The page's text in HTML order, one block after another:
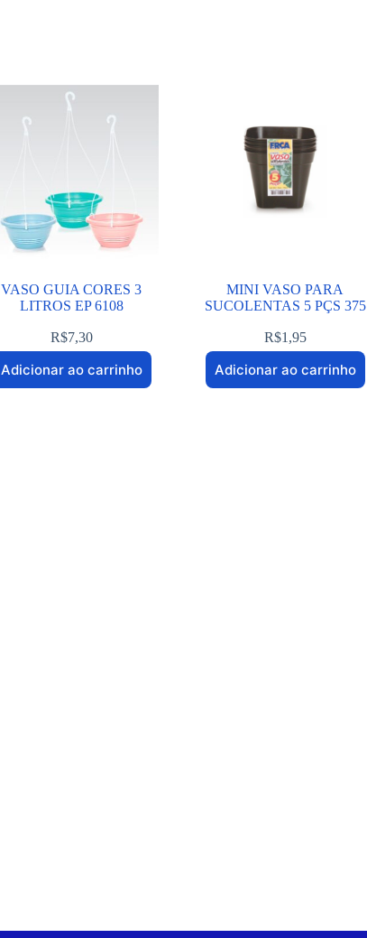
VASO GUIA CORES 3
LITROS EP 6108
R$7,30
Adicionar ao carrinho
MINI VASO PARA
SUCOLENTAS 5 PÇS 375
R$1,95
Adicionar ao carrinho